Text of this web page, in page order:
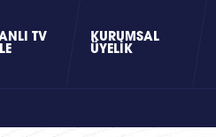
TV
KURUMSAL
ÜYELIK